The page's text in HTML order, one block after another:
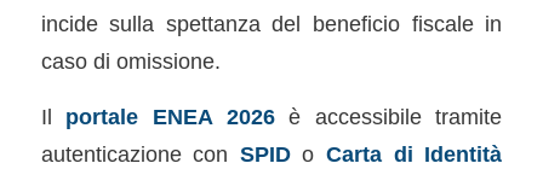
incide sulla spettanza del beneficio fiscale in
caso di omissione.
Il portale ENEA 2026è accessibile tramite
autenticazione con SPIDoCarta di Identità